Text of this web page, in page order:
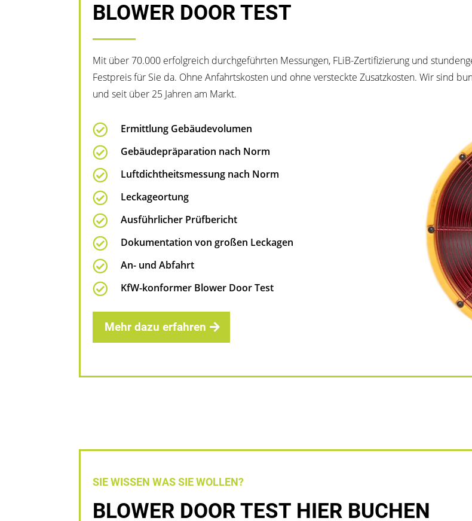
BLOWER DOOR TEST
Mit über 70.000 erfolgreich durchgeführten Messungen, FLiB-Zertifizierung und
Festpreis für Sie da. Ohne Anfahrtskosten und ohne versteckte Zusatzkosten. Wir sind
und seit über 25 Jahren am Markt.
 Ermittlung Gebäudevolumen
 Gebäudepräparation nach Norm
 Luftdichtheitsmessung nach Norm
 Leckageortung
 Ausführlicher Prüfbericht
 Dokumentation von großen Leckagen
 An- und Abfahrt
 KfW-konformer Blower Door Test
Mehr dazu erfahren
SIE WISSEN WAS SIE WOLLEN?
BLOWER DOOR TEST HIER BUCHEN